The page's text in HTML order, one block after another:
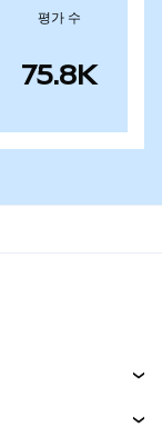
평가 수
75.8K